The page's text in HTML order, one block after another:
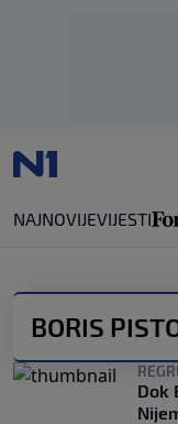
NAJNOVIJEVIJESTI
BORIS
Dok